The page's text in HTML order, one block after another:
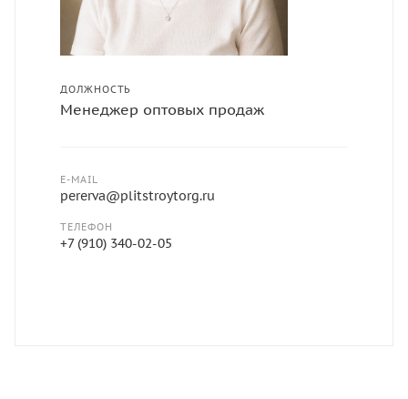
ДОЛЖНОСТЬ
Менеджер оптовых продаж
E-MAIL
pererva@plitstroytorg.ru
ТЕЛЕФОН
+7 (910) 340-02-05